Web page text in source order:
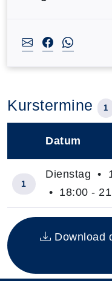
Kurstermine 1
Insgesamt gibt es
Datum
1
Dienstag •
• 18:00 -
Download